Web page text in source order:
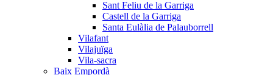
Sant Feliu de la Garriga
Castell de la Garriga
Santa Eulàlia de Palauborrell
Vilafant
Vilajuïga
Vila-sacra
Baix Empordà